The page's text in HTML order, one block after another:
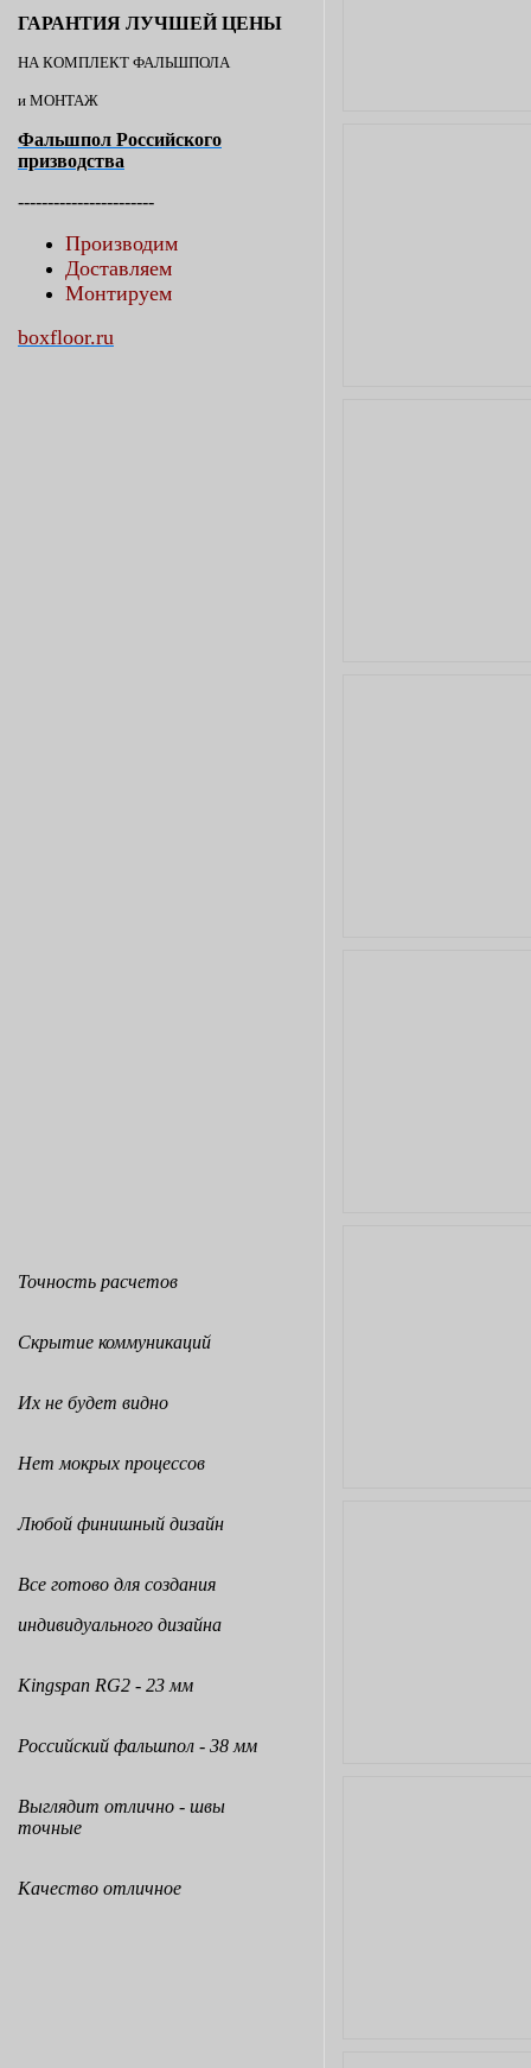
ГАРАНТИЯ ЛУЧШЕЙ ЦЕНЫ
НА КОМПЛЕКТ ФАЛЬШПОЛА
и МОНТАЖ
Фальшпол Российского
призводства
-----------------------
Производим
Доставляем
Монтируем
boxfloor.ru
Точность расчетов
Скрытие коммуникаций
Их не будет видно
Нет мокрых процессов
Любой финишный дизайн
Все готово для создания
индивидуального дизайна
Kingspan RG2 - 23 мм
Российский фальшпол - 38 мм
Выглядит отлично - швы
точные
Качество отличное